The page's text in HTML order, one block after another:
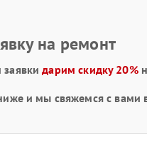
на ремонт
заявкидарим скидку 20%
и мы свяжемся с вами